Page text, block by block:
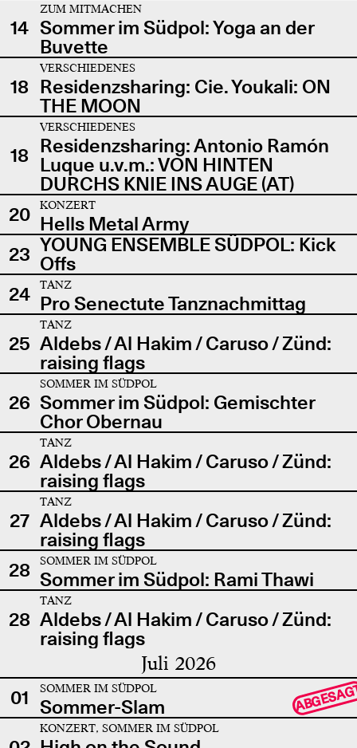
14
ZUM MITMACHEN
Sommer im Südpol: Yoga an der
Buvette
18
VERSCHIEDENES
Residenzsharing: Cie. Youkali: ON
THE MOON
18
VERSCHIEDENES
Residenzsharing: Antonio Ramón
Luque u.v.m.: VON HINTEN
DURCHS KNIE INS AUGE (AT)
20
KONZERT
Hells Metal Army
23 YOUNG ENSEMBLE SÜDPOL: Kick
Offs
24
TANZ
Pro Senectute Tanznachmittag
25
TANZ
Aldebs / Al Hakim / Caruso / Zünd:
raising flags
26
SOMMER IM SÜDPOL
Sommer im Südpol: Gemischter
Chor Obernau
26
TANZ
Aldebs / Al Hakim / Caruso / Zünd:
raising flags
27
TANZ
Aldebs / Al Hakim / Caruso / Zünd:
raising flags
28
SOMMER IM SÜDPOL
Sommer im Südpol: Rami Thawi
28
TANZ
Aldebs / Al Hakim / Caruso / Zünd:
raising flags
Juli 2026
01 SOMMER IM SÜDPOL
Sommer-Slam
KONZERT, SOMMER IM SÜDPOL